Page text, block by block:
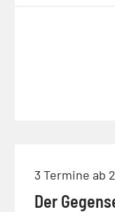
3 Termine ab
Der